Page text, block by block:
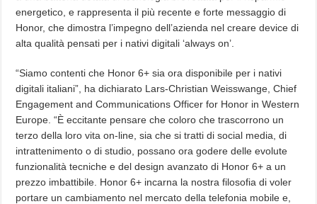
energetico, e rappresenta il più recente e forte messaggio di
Honor, che dimostra l’impegno dell’azienda nel creare device di
alta qualità pensati per i nativi digitali ‘always on’.
“Siamo contenti che Honor 6+ sia ora disponibile per i nativi
digitali italiani”, ha dichiarato Lars-Christian Weisswange, Chief
Engagement and Communications Officer for Honor in Western
Europe. “È eccitante pensare che coloro che trascorrono un
terzo della loro vita on-line, sia che si tratti di social media, di
intrattenimento o di studio, possano ora godere delle evolute
funzionalità tecniche e del design avanzato di Honor 6+ a un
prezzo imbattibile. Honor 6+ incarna la nostra filosofia di voler
portare un cambiamento nel mercato della telefonia mobile e,